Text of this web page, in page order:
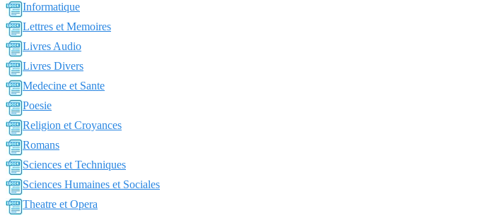
Informatique
Lettres et Memoires
Livres Audio
Livres Divers
Medecine et Sante
Poesie
Religion et Croyances
Romans
Sciences et Techniques
Sciences Humaines et Sociales
Theatre et Opera